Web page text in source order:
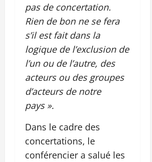
pas de concertation.
Rien de bon ne se fera
s’il est fait dans la
logique de l’exclusion de
l’un ou de l’autre, des
acteurs ou des groupes
d’acteurs de notre
pays ».
Dans le cadre des
concertations, le
conférencier a salué les